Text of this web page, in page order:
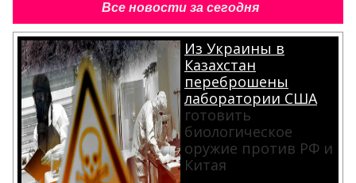
Все новости за сегодня
Из Украины в
Казахстан
переброшены
лаборатории США
готовить
биологическое
оружие против РФ и
Китая